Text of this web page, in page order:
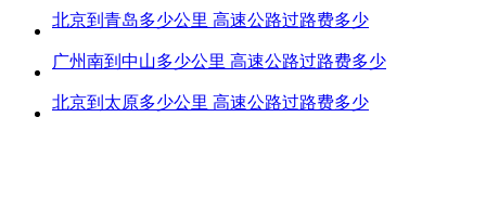
北京到青岛多少公里 高速公路过路费多少
广州南到中山多少公里 高速公路过路费多少
北京到太原多少公里 高速公路过路费多少